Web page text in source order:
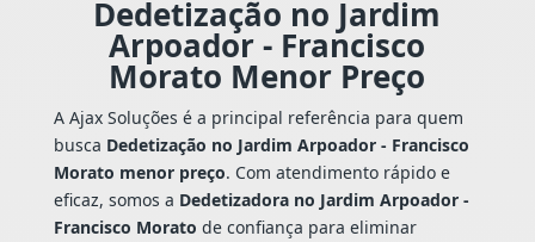
Dedetização no Jardim
Arpoador - Francisco
Morato Menor Preço
A Ajax Soluções é a principal referência para quem
busca Dedetização no Jardim Arpoador - Francisco
Morato menor preço. Com atendimento rápido e
eficaz, somos a Dedetizadora no Jardim Arpoador -
Francisco Morato de confiança para eliminar